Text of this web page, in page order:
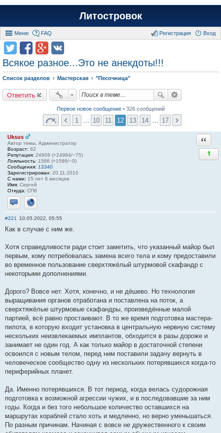
Литостровок
Меню FAQ Вход
Регистрация
Всякое разное...Это не анекдоты!!!
Список разделов Мастерская "Песочница"
Ответить
Первое новое сообщение• 326 сообщений
1 10 11 12 13 14 17
Uksus
Автор темы, Администратор
Возраст: 62
Репутация: 24909 (+24984/−75)
Лояльность: 1586 (+1586/−0)
Сообщения: 13340
Зарегистрирован: 20.11.2010
С нами: 15 лет 8 месяцев
Имя: Сергей
Откуда: СПб
Отправить личное сообщение
Сайт
1
#221 10.05.2022, 05:55
Как в случае с ним же.
Хотя справедливости ради стоит заметить, что указанный майор был
первым, кому потребовалась замена всего тела и кому предоставили
во временное пользование сверхтяжёлый штурмовой скафандр с
некоторыми дополнениями.
Дорого? Вовсе нет. Хотя, конечно, и не дёшево. Но технология
выращивания органов отработана и поставлена на поток, а
сверхтяжёлые штурмовые скафандры, произведённые малой
партией, всё равно простаивают. В то же время подготовка мастера-
пилота, в которую входит установка в центральную нервную систему
нескольких неизвлекаемых имплантов, обходится в разы дороже и
занимает не один год. А как только майор в достаточной степени
освоился с новым телом, перед ним поставили задачу вернуть в
человеческое сообщество одну из нескольких потерявшихся когда-то
периферийных планет.
Да. Именно потерявшихся. В тот период, когда велась судорожная
подготовка к возможной агрессии чужих, и в последовавшие за ним
годы. Когда и без того небольшое количество оставшихся на
маршрутах кораблей стало хоть и медленно, но верно уменьшаться.
По разным причинам. Начиная с вовсе не дружественного к своим